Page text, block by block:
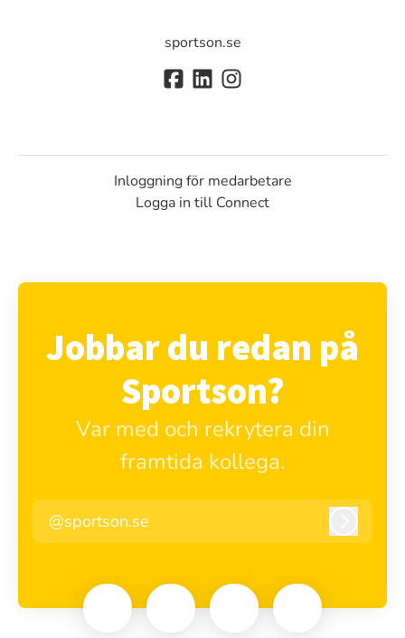
sportson.se
Inloggning för medarbetare
Logga in till Connect
Jobbar du redan på
Sportson?
Var med och rekrytera din
framtida kollega.
@sportson.se